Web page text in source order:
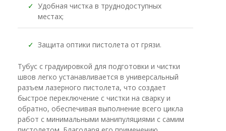
✓ Удобная чистка в труднодоступных
местах;
✓ Защита оптики пистолета от грязи.
Тубус с градуировкой для подготовки и чистки
швов легко устанавливается в универсальный
разъем лазерного пистолета, что создает
быстрое переключение с чистки на сварку и
обратно, обеспечивая выполнение всего цикла
работ с минимальными манипуляциями с самим